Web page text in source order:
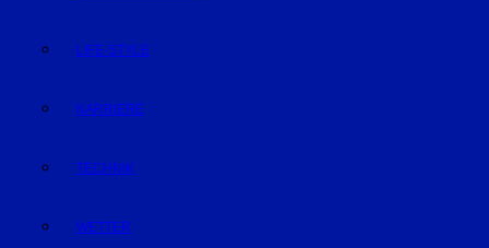
LIFE-STYLE
KARRIERE
TECHNIK
WETTER